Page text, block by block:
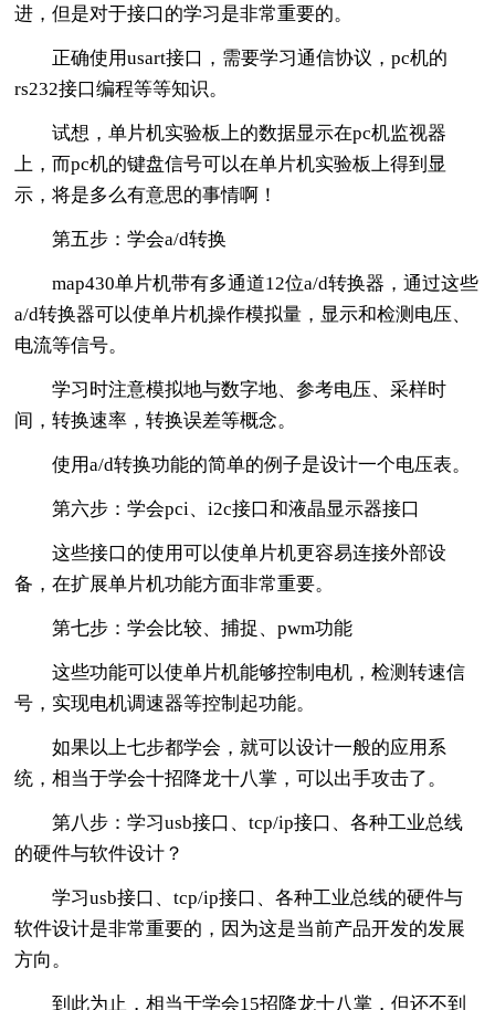
进，但是对于接口的学习是非常重要的。
正确使用usart接口，需要学习通信协议，pc机的
rs232接口编程等等知识。
试想，单片机实验板上的数据显示在pc机监视器
上，而pc机的键盘信号可以在单片机实验板上得到显
示，将是多么有意思的事情啊！
第五步：学会a/d转换
map430单片机带有多通道12位a/d转换器，通过这些
a/d转换器可以使单片机操作模拟量，显示和检测电压、
电流等信号。
学习时注意模拟地与数字地、参考电压、采样时
间，转换速率，转换误差等概念。
使用a/d转换功能的简单的例子是设计一个电压表。
第六步：学会pci、i2c接口和液晶显示器接口
这些接口的使用可以使单片机更容易连接外部设
备，在扩展单片机功能方面非常重要。
第七步：学会比较、捕捉、pwm功能
这些功能可以使单片机能够控制电机，检测转速信
号，实现电机调速器等控制起功能。
如果以上七步都学会，就可以设计一般的应用系
统，相当于学会十招降龙十八掌，可以出手攻击了。
第八步：学习usb接口、tcp/ip接口、各种工业总线
的硬件与软件设计？
学习usb接口、tcp/ip接口、各种工业总线的硬件与
软件设计是非常重要的，因为这是当前产品开发的发展
方向。
到此为止，相当于学会15招降龙十八掌，但还不到